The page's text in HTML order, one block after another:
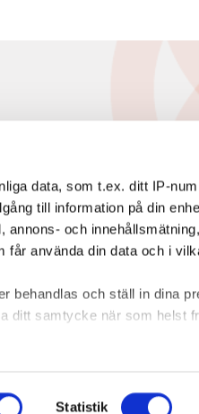
data, som t.ex. ditt IP-
till information på din
annons- och
får använda din data och i
behandlas och ställ in dina
ditt samtycke när som helst
och annons- och
Statistik